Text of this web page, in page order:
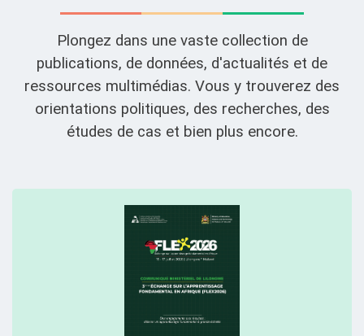
Plongez dans une vaste collection de
publications, de données, d'actualités et de
ressources multimédias. Vous y trouverez des
orientations politiques, des recherches, des
études de cas et bien plus encore.